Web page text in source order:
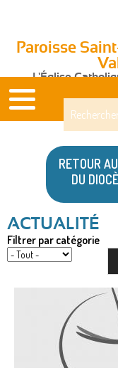
Paroisse
L'Église
RETOUR
DU
Filtrer par catégorie